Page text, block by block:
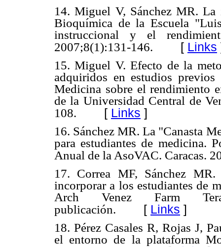
14. Miguel V, Sánchez MR. La
Bioquímica de la Escuela
instruccional y el
2007;8(1):131-146. [ Links
15. Miguel V. Efecto de la
adquiridos en estudios
Medicina sobre el rendimiento
de la Universidad Central de
108. [ Links ]
16. Sánchez MR. La "Canasta
para estudiantes de medicina.
Anual de la AsoVAC. Caracas.
17. Correa MF, Sánchez
incorporar a los estudiantes de
Arch Venez Farm
publicación. [ Links ]
18. Pérez Casales R, Rojas J,
el entorno de la plataforma